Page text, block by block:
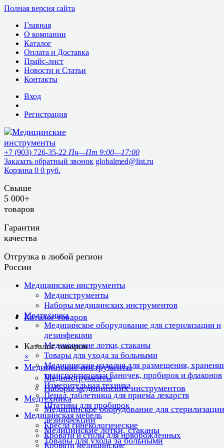
Полная версия сайта
Главная
О компании
Каталог
Оплата и Доставка
Прайс-лист
Новости и Статьи
Контакты
Вход
Регистрация
+7 (903) 726-35-22 Пн—Пт 9:00—17:00
Заказать обратный звонок globalmed@list.ru
Корзина 0 0 руб.
Свыше
5 000+
товаров
Гарантия
качества
Отгрузка в любой регион
России
Медицинские инструменты
Мединструменты
Наборы медицинских инструментов
Медтехника
Медицинское оборудование для стерилизации и
дезинфекции
Медицинские лотки, стаканы
Товары для ухода за больными
Медицинские изделия для размещения,
транспортировки баночек, пробирок и флаконов
Измерительная техника
Пенал, таблетница для приема лекарств
Штативы для пробирок
Медицинская мебель
Кресла гинекологические
Кровати и столы для новорожденных
Кровати медицинские
Каталог товаров
Каталог товаров
×
Медицинские инструменты
Мединструменты
Наборы медицинских инструментов
Медтехника
Медицинское оборудование для
дезинфекции
Медицинские лотки, стаканы
Товары для ухода за больными